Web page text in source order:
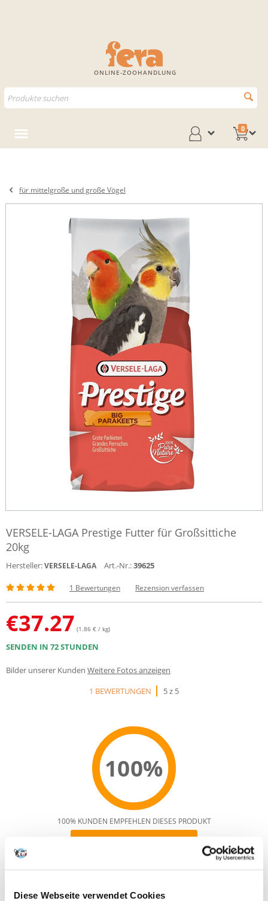
Diese Webseite verwendet Cookies
ONLINE-ZOOHANDLUNG
0
für mittelgroße und große Vögel
VERSELE-LAGA Prestige Futter für Großsittiche
20kg
Hersteller:VERSELE-LAGA Art.-Nr.:39625
1 Bewertungen Rezension verfassen
€37.27 (1.86 € / kg)
SENDEN IN 72 STUNDEN
Bilder unserer Kunden Weitere Fotos anzeigen
1 BEWERTUNGEN
5 z 5
100%
Recommend
100% KUNDEN EMPFEHLEN DIESES PRODUKT